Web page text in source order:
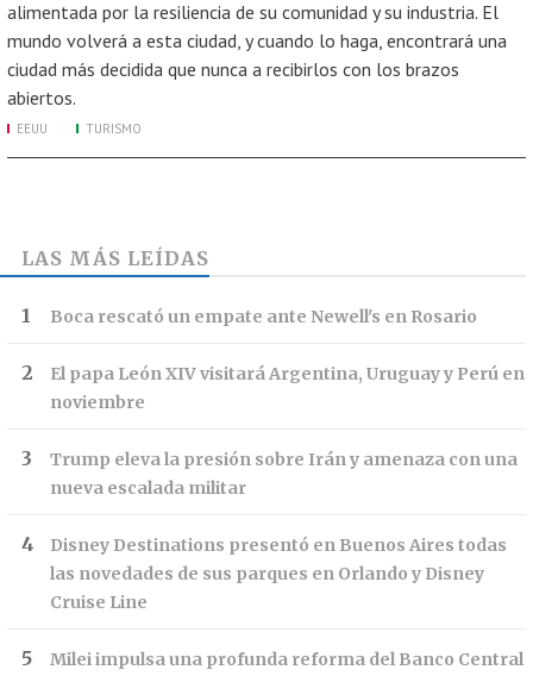
alimentada por la resiliencia de su comunidad y su industria. El
mundo volverá a esta ciudad, y cuando lo haga, encontrará una
ciudad más decidida que nunca a recibirlos con los brazos
abiertos.
EEUU TURISMO
LAS MÁS LEÍDAS
Boca rescató un empate ante Newell's en Rosario
El papa León XIV visitará Argentina, Uruguay y Perú en
noviembre
Trump eleva la presión sobre Irán y amenaza con una
nueva escalada militar
Disney Destinations presentó en Buenos Aires todas
las novedades de sus parques en Orlando y Disney
Cruise Line
Milei impulsa una profunda reforma del Banco Central